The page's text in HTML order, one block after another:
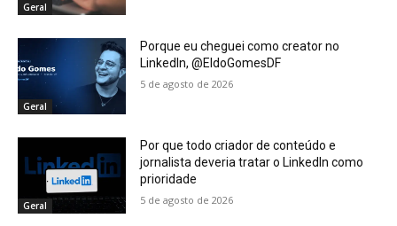
Geral
Geral
Porque eu cheguei como creator no
LinkedIn, @EldoGomesDF
5 de agosto de 2026
Geral
Por que todo criador de conteúdo e
jornalista deveria tratar o LinkedIn como
prioridade
5 de agosto de 2026